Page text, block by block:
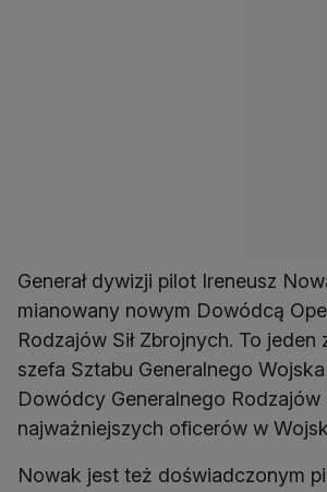
Generał dywizji pilot Ireneusz
mianowany nowym Dowódcą
Rodzajów Sił Zbrojnych. To
szefa Sztabu Generalnego
Dowódcy Generalnego Rodzajów
najważniejszych oficerów w
Nowak jest też doświadczonym